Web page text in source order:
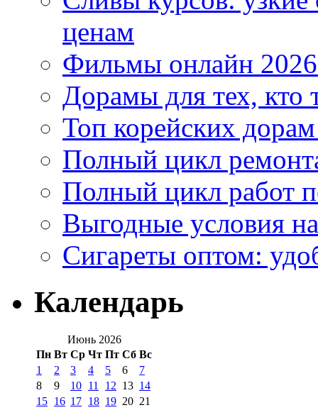
ценам
Фильмы онлайн
Дорамы для тех, кто
Топ корейских
Полный цикл
Полный цикл работ
Выгодные условия
Сигареты оптом:
Календарь
Июнь 2026
Пн Вт Ср Чт Пт Сб Вс
1 2 3 4 5 6
7
8
9 10 11 12 13 14
15 16 17 18 19 20 21